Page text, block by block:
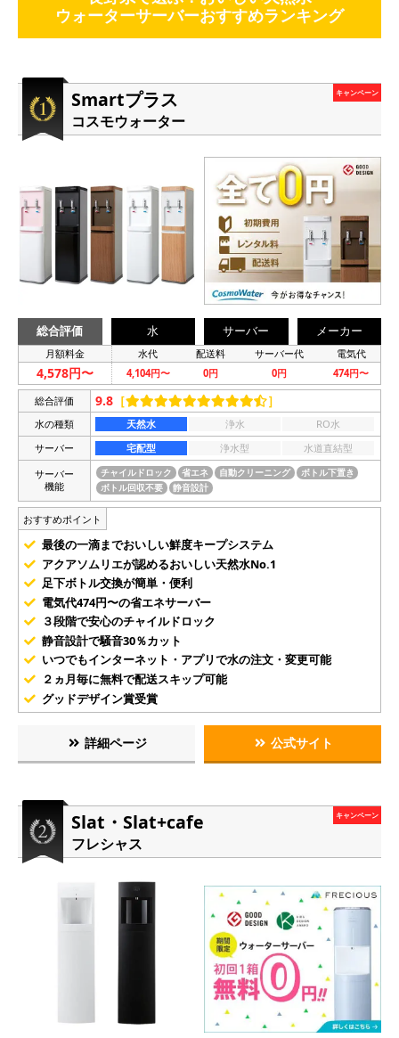
ウォーターサーバーおすすめランキング
Smartプラス
コスモウォーター
キャンペーン
総合評価 水 サーバー メーカー
月額料金 水代 配送料 サーバー代 電気代
4,578円〜 4,104円〜 0円 0円 474円〜
総合評価 9.8 ［ ］
水の種類 天然水 浄水
RO水
サーバー
宅配型 浄水型
水道直結型
サーバー
機能
チャイルドロック 省エネ 自動クリーニング
ボトル下置き
ボトル回収不要
静音設計
おすすめポイント
最後の一滴までおいしい鮮度キープシステム
アクアソムリエが認めるおいしい天然水No.1
足下ボトル交換が簡単・便利
電気代474円〜の省エネサーバー
３段階で安心のチャイルドロック
静音設計で騒音30％カット
いつでもインターネット・アプリで水の注文・変更可能
２ヵ月毎に無料で配送スキップ可能
グッドデザイン賞受賞
詳細ページ 公式サイト
Slat・Slat+cafe
フレシャス
キャンペーン